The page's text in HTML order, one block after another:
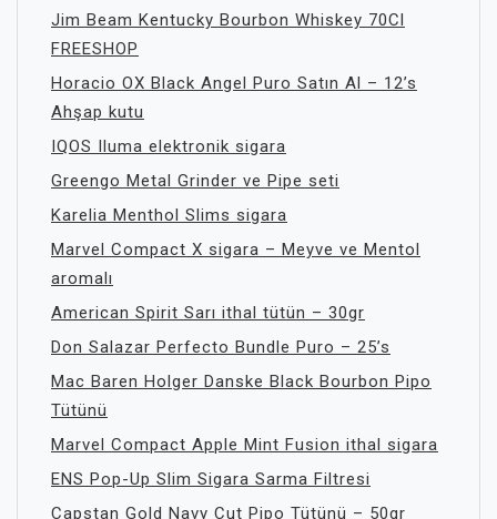
Jim Beam Kentucky Bourbon Whiskey 70Cl
FREESHOP
Horacio OX Black Angel Puro Satın Al – 12’s
Ahşap kutu
IQOS Iluma elektronik sigara
Greengo Metal Grinder ve Pipe seti
Karelia Menthol Slims sigara
Marvel Compact X sigara – Meyve ve Mentol
aromalı
American Spirit Sarı ithal tütün – 30gr
Don Salazar Perfecto Bundle Puro – 25’s
Mac Baren Holger Danske Black Bourbon Pipo
Tütünü
Marvel Compact Apple Mint Fusion ithal sigara
ENS Pop-Up Slim Sigara Sarma Filtresi
Capstan Gold Navy Cut Pipo Tütünü – 50gr